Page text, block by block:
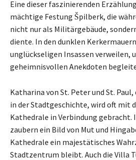
Eine dieser faszinierenden
mächtige Festung Špilberk, die
nicht nur als Militärgebäude,
diente. In den dunklen
unglückseligen Insassen verweilen,
geheimnisvollen Anekdoten
Katharina von St. Peter und St.
in der Stadtgeschichte, wird oft mit
Kathedrale in Verbindung gebracht.
zaubern ein Bild von Mut und
Kathedrale ein majestätisches
Stadtzentrum bleibt. Auch die Villa